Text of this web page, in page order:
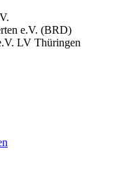
e.V. (BRD)
LV Thüringen